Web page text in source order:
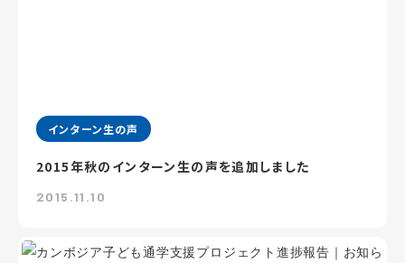
インターン生の声
2015年秋のインターン生の声を追加しました
2015.11.10